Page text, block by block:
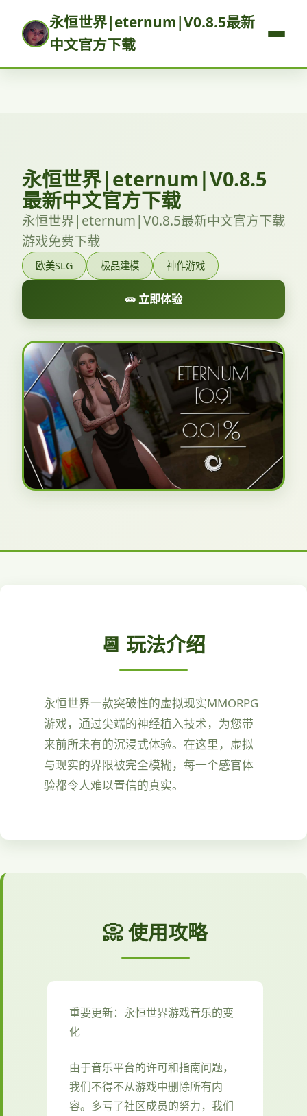
永恒世界|eternum|V0.8.5最新
中文官方下载
永恒世界|eternum|V0.8.5
最新中文官方下载
永恒世界|eternum|V0.8.5最新中文官方下载
游戏免费下载
欧美SLG 极品建模 神作游戏
🧫 立即体验
📆 玩法介绍
永恒世界一款突破性的虚拟现实MMORPG
游戏，通过尖端的神经植入技术，为您带
来前所未有的沉浸式体验。在这里，虚拟
与现实的界限被完全模糊，每一个感官体
验都令人难以置信的真实。
📀 使用攻略
重要更新：永恒世界游戏音乐的变
化
由于音乐平台的许可和指南问题，
我们不得不从游戏中删除所有内
容。多亏了社区成员的努力，我们